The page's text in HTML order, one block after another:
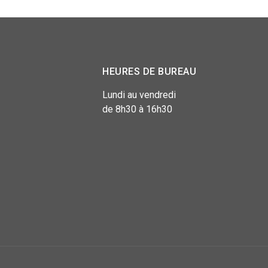
HEURES DE BUREAU
Lundi au vendredi
de 8h30 à 16h30